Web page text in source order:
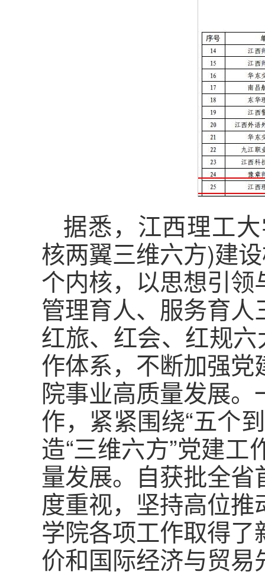
据悉，江西理工
核两翼三维六方)建
个内核，以思想引
管理育人、服务育
红旅、红会、红规
作体系，不断加强
院事业高质量发展
作，紧紧围绕“五个
造“三维六方”党建
量发展。自获批全
度重视，坚持高位
学院各项工作取得
价和国际经济与贸